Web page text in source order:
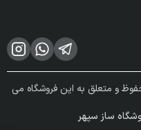
و متعلق به این فروشگاه می
ساز سپهر